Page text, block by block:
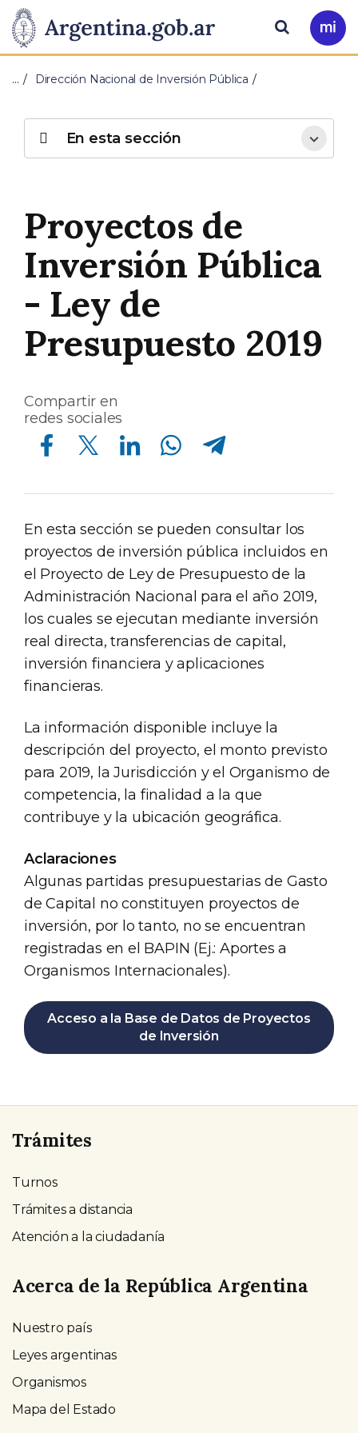
Presidencia
de
Nación
Pasar al contenido principal
Ir
a
Buscar
… Dirección Nacional de Inversión Pública
Proyectos de
Inversión Pública
- Ley de
Presupuesto 2019
Compartir en
redes sociales
Compartir en Facebook Compartir en Twitter Compartir en Linkedin Compartir en Whatsapp Compartir en Telegram
En esta sección se pueden consultar los
proyectos de inversión pública incluidos en
el Proyecto de Ley de Presupuesto de la
Administración Nacional para el año 2019,
los cuales se ejecutan mediante inversión
real directa, transferencias de capital,
inversión financiera y aplicaciones
financieras.
La información disponible incluye la
descripción del proyecto, el monto previsto
para 2019, la Jurisdicción y el Organismo de
competencia, la finalidad a la que
contribuye y la ubicación geográfica.
Aclaraciones
Algunas partidas presupuestarias de Gasto
de Capital no constituyen proyectos de
inversión, por lo tanto, no se encuentran
registradas en el BAPIN (Ej.: Aportes a
Organismos Internacionales).
Acceso a la Base de Datos de Proyectos
de Inversión
En esta sección
Trámites
Turnos
Trámites a distancia
Atención a la ciudadanía
Acerca de la República Argentina
Nuestro país
Leyes argentinas
Organismos
Mapa del Estado